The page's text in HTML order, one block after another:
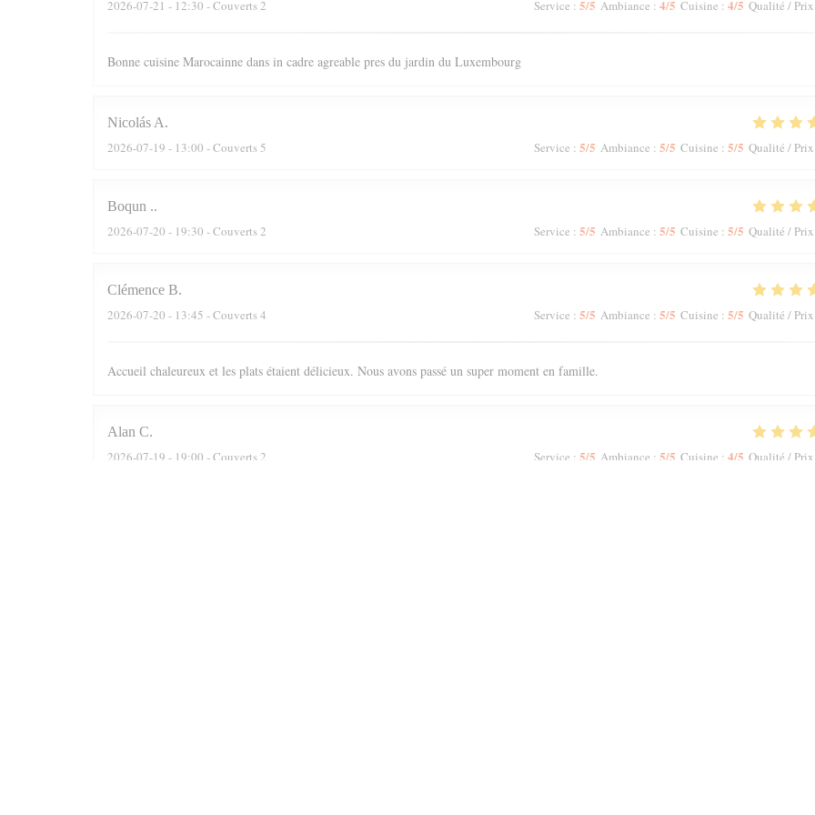
2026-07-21 - 12:30 - Couverts 2 Service : 5/5 Ambiance : 4/5 Cuisine : 4/5 Qualité / Prix
Bonne cuisine Marocainne dans in cadre agreable pres du jardin du Luxembourg
Nicolás A
2026-07-19 - 13:00 - Couverts 5 Service : 5/5 Ambiance : 5/5 Cuisine : 5/5 Qualité / Prix
Boqun .
2026-07-20 - 19:30 - Couverts 2 Service : 5/5 Ambiance : 5/5 Cuisine : 5/5 Qualité / Prix
Clémence B
2026-07-20 - 13:45 - Couverts 4 Service : 5/5 Ambiance : 5/5 Cuisine : 5/5 Qualité / Prix
Accueil chaleureux et les plats étaient délicieux. Nous avons passé un super moment en famille.
Alan C
2026-07-19 - 19:00 - Couverts 2 Service : 5/5 Ambiance : 5/5 Cuisine : 4/5 Qualité / Prix